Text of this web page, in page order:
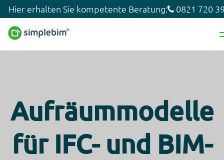
Hier erhalten Sie kompetente Beratung: 0821 720
Aufräummodelle
für IFC- und BIM-